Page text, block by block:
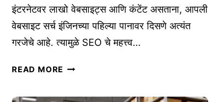
E
S
P
|
T
O
P
0
-
इंटरनेटवर लाखो वेबसाइट्स आणि कंटेंट असताना, आपली
वेबसाइट सर्च इंजिनच्या पहिल्या पानावर दिसणे अत्यंत
गरजेचे आहे. त्यामुळे SEO चे महत्त्व…
READ MORE S